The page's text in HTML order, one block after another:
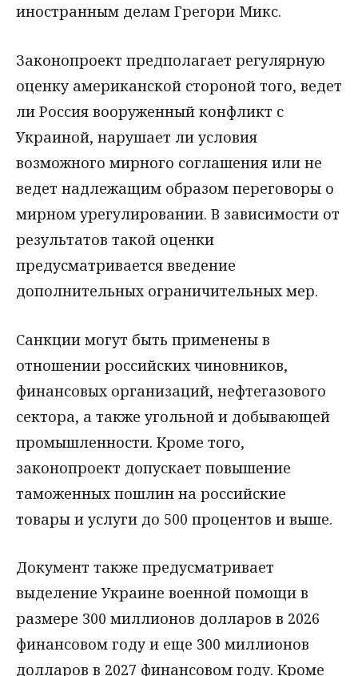
иностранным делам Грегори Микс.
Законопроект предполагает регулярную
оценку американской стороной того, ведет
ли Россия вооруженный конфликт с
Украиной, нарушает ли условия
возможного мирного соглашения или не
ведет надлежащим образом переговоры о
мирном урегулировании. В зависимости от
результатов такой оценки
предусматривается введение
дополнительных ограничительных мер.
Санкции могут быть применены в
отношении российских чиновников,
финансовых организаций, нефтегазового
сектора, а также угольной и добывающей
промышленности. Кроме того,
законопроект допускает повышение
таможенных пошлин на российские
товары и услуги до 500 процентов и выше.
Документ также предусматривает
выделение Украине военной помощи в
размере 300 миллионов долларов в 2026
финансовом году и еще 300 миллионов
долларов в 2027 финансовом году. Кроме